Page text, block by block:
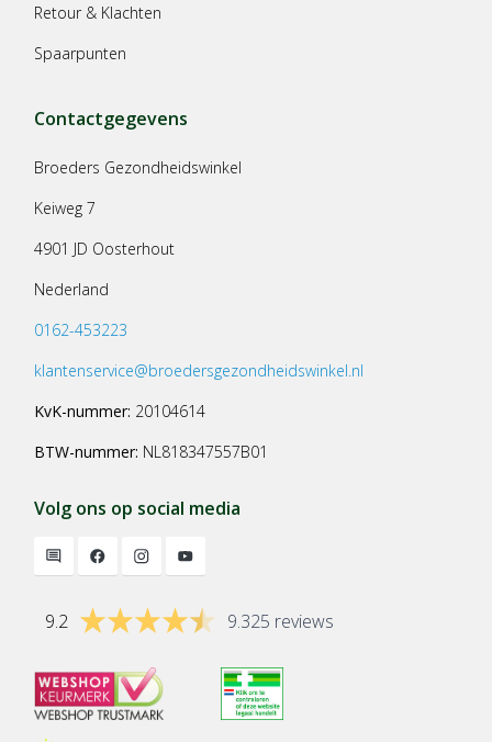
Retour & Klachten
Spaarpunten
Contactgegevens
Broeders Gezondheidswinkel
Keiweg 7
4901 JD Oosterhout
Nederland
0162-453223
klantenservice@broedersgezondheidswinkel.nl
KvK-nummer: 20104614
BTW-nummer: NL818347557B01
Volg ons op social media
9.2 9.325 reviews